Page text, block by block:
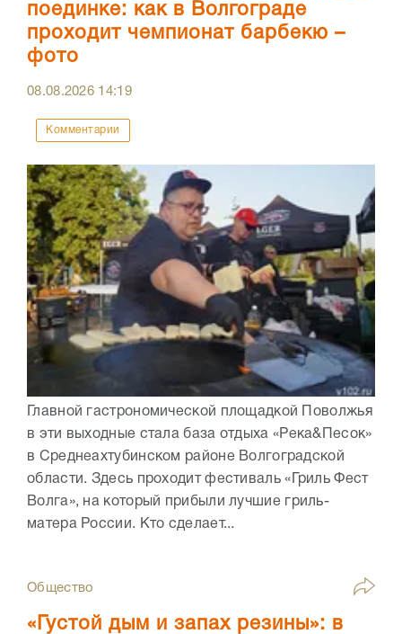
поединке: как в Волгограде
проходит чемпионат барбекю –
фото
08.08.2026 14:19
Комментарии
Главной гастрономической площадкой Поволжья
в эти выходные стала база отдыха «Река&Песок»
в Среднеахтубинском районе Волгоградской
области. Здесь проходит фестиваль «Гриль Фест
Волга», на который прибыли лучшие гриль-
матера России. Кто сделает...
Общество
«Густой дым и запах резины»: в